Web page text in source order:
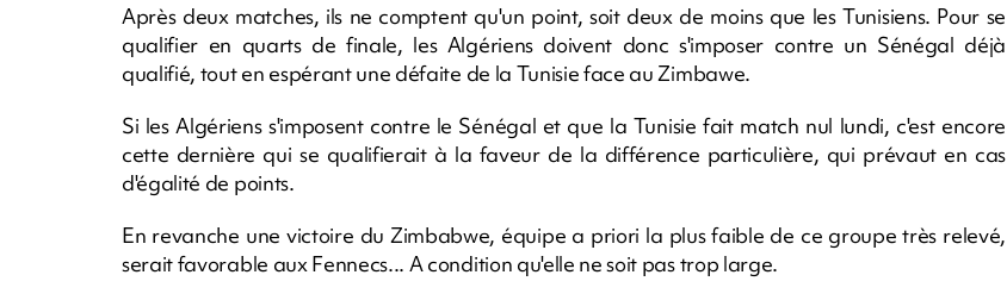
Après deux matches, ils ne comptent qu'un point, soit deux de moins que les Tunisiens. Pour se
qualifier en quarts de finale, les Algériens doivent donc s'imposer contre un Sénégal déjà
qualifié, tout en espérant une défaite de la Tunisie face au Zimbawe.
Si les Algériens s'imposent contre le Sénégal et que la Tunisie fait match nul lundi, c'est encore
cette dernière qui se qualifierait à la faveur de la différence particulière, qui prévaut en cas
d'égalité de points.
En revanche une victoire du Zimbabwe, équipe a priori la plus faible de ce groupe très relevé,
serait favorable aux Fennecs... A condition qu'elle ne soit pas trop large.